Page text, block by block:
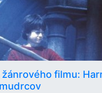
filmu: